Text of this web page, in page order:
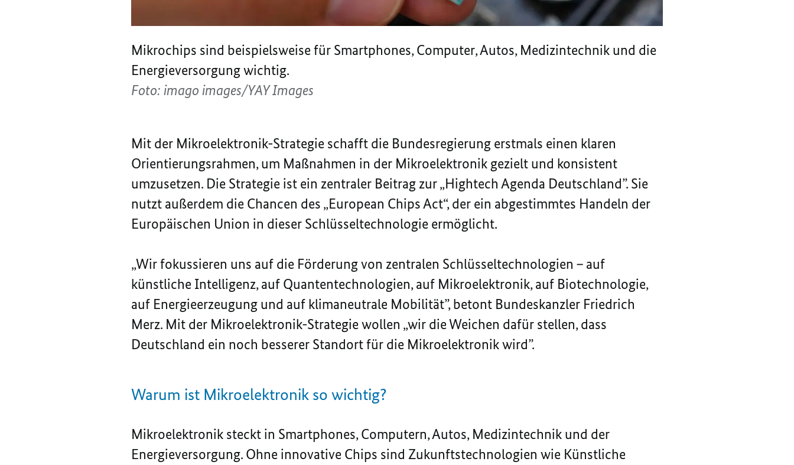
Mikrochips sind beispielsweise für Smartphones,Computer, Autos, Medizintechnik und die
Energieversorgung wichtig.
Foto: imago images/YAY Images
Mit der Mikroelektronik-Strategie schafft die Bundesregierung erstmals einen klaren
Orientierungsrahmen, um Maßnahmen in der Mikroelektronik gezielt und konsistent
umzusetzen. Die Strategie ist ein zentraler Beitrag zur „Hightech Agenda Deutschland”. Sie
nutzt außerdem die Chancen des „European Chips Act“, der ein abgestimmtes Handeln der
Europäischen Union in dieser Schlüsseltechnologie ermöglicht.
„Wir fokussieren uns auf die Förderung von zentralen Schlüsseltechnologien – auf
künstliche Intelligenz, auf Quantentechnologien, auf Mikroelektronik, auf Biotechnologie,
auf Energieerzeugung und auf klimaneutrale Mobilität”, betont Bundeskanzler Friedrich
Merz. Mit der Mikroelektronik-Strategie wollen „wir die Weichen dafür stellen, dass
Deutschland ein noch besserer Standort für die Mikroelektronik wird”.
Warum ist Mikroelektronik so wichtig?
Mikroelektronik steckt in Smartphones,Computern, Autos, Medizintechnik und der
Energieversorgung. Ohne innovative Chips sind Zukunftstechnologien wie Künstliche